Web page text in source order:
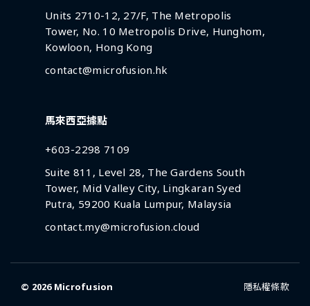
Units 2710-12, 27/F, The Metropolis
Tower, No. 10 Metropolis Drive, Hunghom,
Kowloon, Hong Kong
contact@microfusion.hk
馬來西亞據點
+603-2298 7109
Suite 811, Level 28, The Gardens South
Tower, Mid Valley City, Lingkaran Syed
Putra, 59200 Kuala Lumpur, Malaysia
contact.my@microfusion.cloud
© 2026 Microfusion 隱私權條款